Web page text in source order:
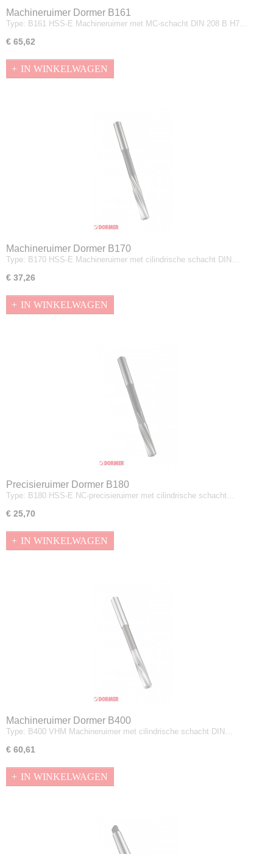
Machineruimer Dormer B161
Type: B161 HSS-E Machineruimer met MC-schacht DIN 208 B H7…
€ 65,62
IN WINKELWAGEN
Machineruimer Dormer B170
Type: B170 HSS-E Machineruimer met cilindrische schacht DIN…
€ 37,26
IN WINKELWAGEN
Precisieruimer Dormer B180
Type: B180 HSS-E NC-precisieruimer met cilindrische schacht…
€ 25,70
IN WINKELWAGEN
Machineruimer Dormer B400
Type: B400 VHM Machineruimer met cilindrische schacht DIN…
€ 60,61
IN WINKELWAGEN